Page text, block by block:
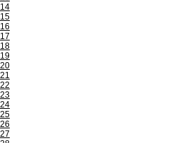
14
15
16
17
18
19
20
21
22
23
24
25
26
27